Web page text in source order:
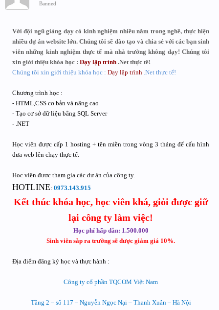
Banned
Với đội ngũ giảng dạy có kinh nghiệm nhiều năm trong nghề, thực hiện
nhiều dự án website lớn. Chúng tôi sẽ đào tạo và chia sẻ với các bạn sinh
viên những kinh nghiệm thực tế mà nhà trường không dạy! Chúng tôi
xin giới thiệu khóa học : Dạy lập trình .Net thực tế!
Chúng tôi xin giới thiệu khóa học : Dạy lập trình .Net thực tế!
Chương trình học :
- HTML,CSS cơ bản và nâng cao
- Tạo cơ sở dữ liệu bằng SQL Server
- .NET
Học viên được cấp 1 hosting + tên miền trong vòng 3 tháng để cấu hình
đưa web lên chạy thực tế.
Học viên được tham gia các dự án của công ty.
HOTLINE: 0973.143.915
Kết thúc khóa học, học viên khá, giỏi được giữ
lại công ty làm việc!
Học phí hấp dẫn: 1.500.000
Sinh viên sắp ra trường sẽ được giảm giá 10%.
Địa điểm đăng ký học và thực hành :
Công ty cổ phần TQCOM Việt Nam
Tầng 2 – số 117 – Nguyễn Ngọc Nại – Thanh Xuân – Hà Nội